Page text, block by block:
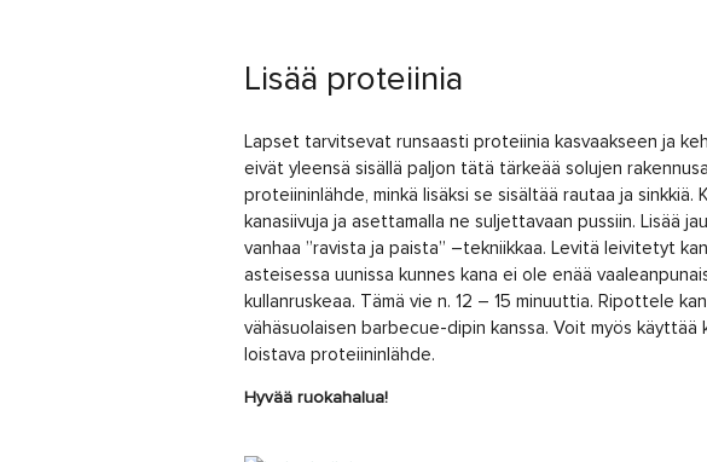
Lisää proteiinia
Lapset tarvitsevat runsaasti proteiinia kasvaakseen ja
eivät yleensä sisällä paljon tätä tärkeää solujen
proteiininlähde, minkä lisäksi se sisältää rautaa ja sinkkiä.
kanasiivuja ja asettamalla ne suljettavaan pussiin. Lisää
vanhaa ”ravista ja paista” –tekniikkaa. Levitä leivitetyt
asteisessa uunissa kunnes kana ei ole enää
kullanruskeaa. Tämä vie n. 12 – 15 minuuttia. Ripottele
vähäsuolaisen barbecue-dipin kanssa. Voit myös käyttää
loistava proteiininlähde.
Hyvää ruokahalua!